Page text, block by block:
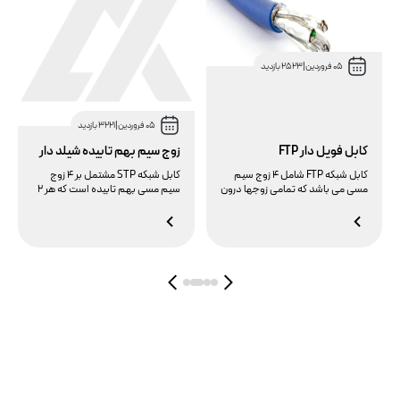
05 فروردین 2523 بازدید
کابل فویل دار FTP
کابل شبکه FTP‌ شامل ۴ زوج سیم
مسی می باشد که تمامی زوجها درون
است به همین دلیل به آن کابل شبکه
05 فروردین |3221 بازدید
زوج سیم بهم تابیده شیلد دار
کابل شبکه STP مشتمل بر ۴ زوج
سیم مسی بهم تابیده است که هر ۲
جهت جلوگیری از نویز
الکترومغناطیس قرار دارند . قیمت